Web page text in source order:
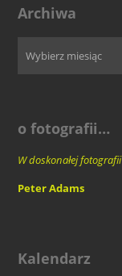
Archiwa
o fotografii…
W doskonałej
Peter Adams
Kalendarz